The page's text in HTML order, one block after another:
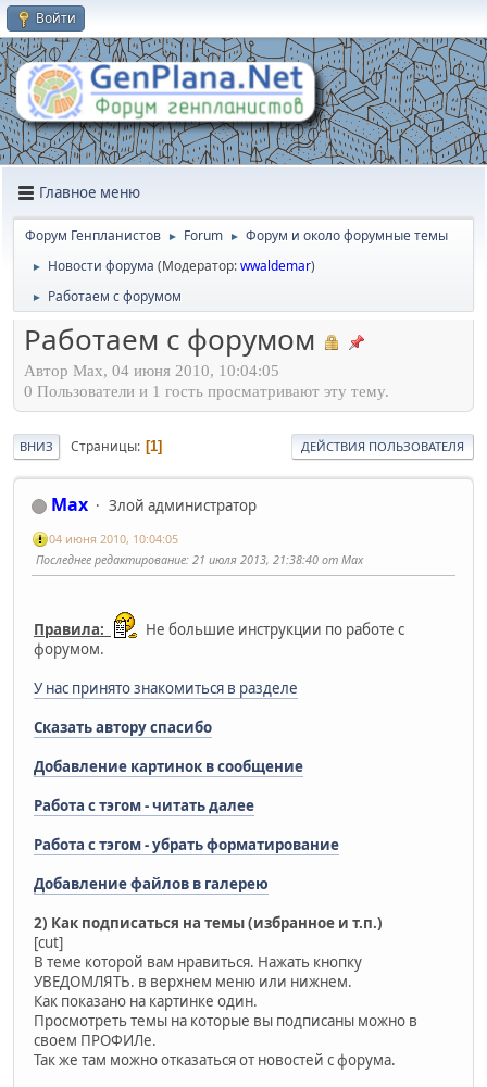
Войти
Главное меню
Форум Генпланистов ► Forum ► Форум и около форумные темы
► Новости форума (Модератор:wwaldemar)
► Работаем с форумом
Работаем с форумом
Автор Max, 04 июня 2010, 10:04:05
0 Пользователи и 1 гость просматривают эту тему.
ВНИЗ Страницы 1 ДЕЙСТВИЯ ПОЛЬЗОВАТЕЛЯ
Max Злой администратор
04 июня 2010, 10:04:05
Последнее редактирование: 21 июля 2013, 21:38:40 от Max
Правила:
Не большие инструкции по работе с
форумом.
У нас принято знакомиться в разделе
Сказать автору спасибо
Добавление картинок в сообщение
Работа с тэгом - читать далее
Работа с тэгом - убрать форматирование
Добавление файлов в галерею
2) Как подписаться на темы (избранное и т.п.)
[cut]
В теме которой вам нравиться. Нажать кнопку
УВЕДОМЛЯТЬ. в верхнем меню или нижнем.
Как показано на картинке один.
Просмотреть темы на которые вы подписаны можно в
своем ПРОФИЛе.
Так же там можно отказаться от новостей с форума.